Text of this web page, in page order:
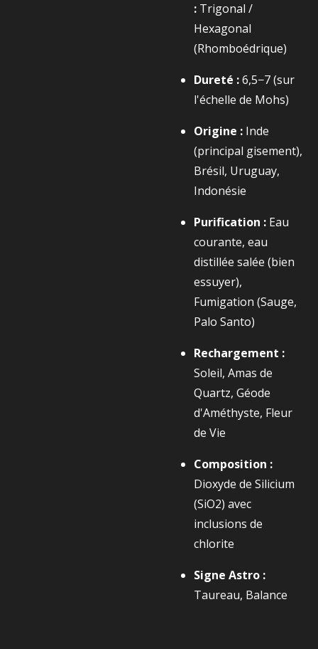
: Trigonal /
Hexagonal
(Rhomboédrique)
Dureté :6,5−7(sur
l'échelle de Mohs)
Origine : Inde
(principal gisement),
Brésil, Uruguay,
Indonésie
Purification : Eau
courante, eau
distillée salée (bien
essuyer),
Fumigation (Sauge,
Palo Santo)
Rechargement :
Soleil, Amas de
Quartz, Géode
d'Améthyste, Fleur
de Vie
Composition :
Dioxyde de Silicium
(SiO2​) avec
inclusions de
chlorite
Signe Astro :
Taureau, Balance